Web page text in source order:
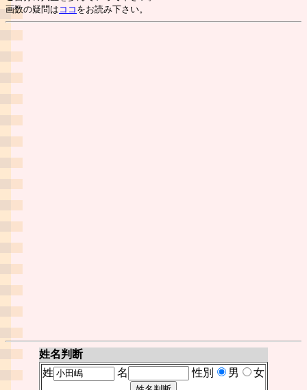
画数の疑問は ココ をお読み下さい。
姓名判断
姓
名 性別 男 女